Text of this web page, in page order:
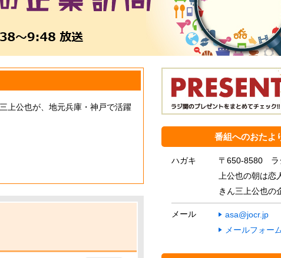
上公也が、地元兵庫・神戸で活躍
番組へのおたよ
ハガキ
〒650-8580 ラ
上公也の朝は恋
きん三上公也の
メール
asa@jocr.jp
メールフォー